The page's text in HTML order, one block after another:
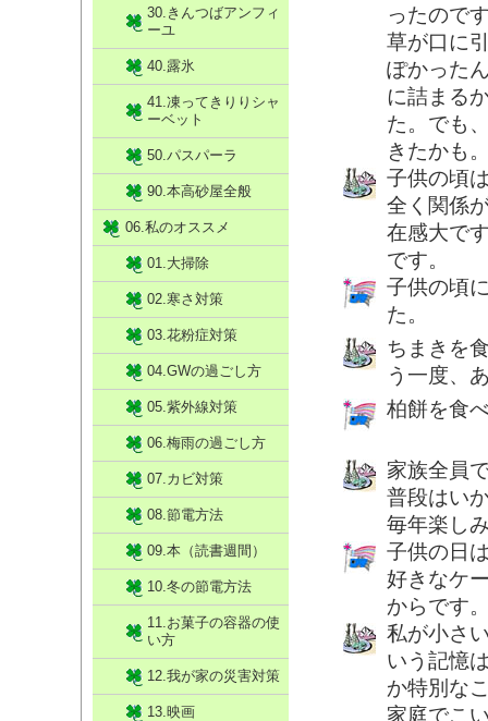
ったので
草が口に
ぽかった
に詰まる
た。でも
きたかも
子供の頃
全く関係
在感大で
です。
子供の頃
た。
ちまきを
う一度、
柏餅を食
家族全員
普段はい
毎年楽し
子供の日
好きなケ
からです
私が小さ
いう記憶
か特別な
家庭でこ
30.きんつばアンフィ
ーユ
40.露氷
41.凍ってきりりシャ
ーベット
50.パスパーラ
90.本高砂屋全般
06.私のオススメ
01.大掃除
02.寒さ対策
03.花粉症対策
04.GWの過ごし方
05.紫外線対策
06.梅雨の過ごし方
07.カビ対策
08.節電方法
09.本（読書週間）
10.冬の節電方法
11.お菓子の容器の使
い方
12.我が家の災害対策
13.映画